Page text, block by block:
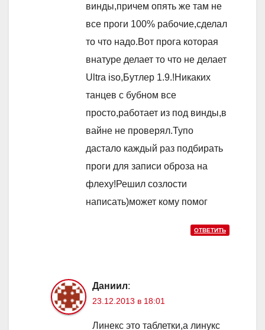
винды,причем опять же там не
все проги 100% рабочие,сделал
то что надо.Вот прога которая
внатуре делает то что не делает
Ultra iso,Бутлер 1.9.!Никаких
танцев с бубном все
просто,работает из под винды,в
вайне не проверял.Тупо
дастало каждый раз подбирать
проги для записи оброза на
флеху!Решил созлости
написать)может кому помог
ОТВЕТИТЬ
Даниил:
23.12.2013 в 18:01
Линекс это таблетки,а линукс